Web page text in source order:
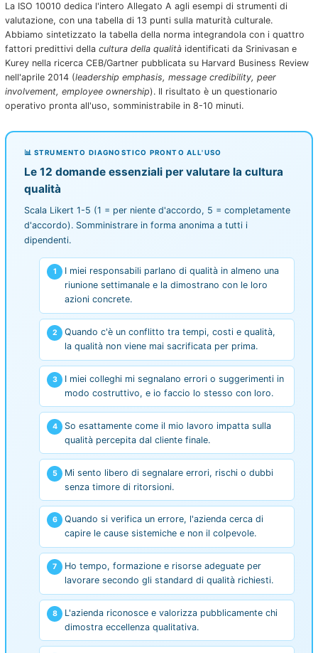
La ISO 10010 dedica l'intero Allegato A agli esempi di strumenti di
valutazione, con una tabella di 13 punti sulla maturità culturale.
Abbiamo sintetizzato la tabella della norma integrandola con i quattro
fattori predittivi della cultura della qualità identificati da Srinivasan e
Kurey nella ricerca CEB/Gartner pubblicata su Harvard Business Review
nell'aprile 2014 (leadership emphasis, message credibility, peer
involvement, employee ownership). Il risultato è un questionario
operativo pronta all'uso, somministrabile in 8-10 minuti.
📊 STRUMENTO DIAGNOSTICO PRONTO ALL'USO
Le 12 domande essenziali per valutare la cultura
qualità
Scala Likert 1-5 (1 = per niente d'accordo, 5 = completamente
d'accordo). Somministrare in forma anonima a tutti i
dipendenti.
I miei responsabili parlano di qualità in almeno una
riunione settimanale e la dimostrano con le loro
azioni concrete.
Quando c'è un conflitto tra tempi, costi e qualità,
la qualità non viene mai sacrificata per prima.
I miei colleghi mi segnalano errori o suggerimenti in
modo costruttivo, e io faccio lo stesso con loro.
So esattamente come il mio lavoro impatta sulla
qualità percepita dal cliente finale.
Mi sento libero di segnalare errori, rischi o dubbi
senza timore di ritorsioni.
Quando si verifica un errore, l'azienda cerca di
capire le cause sistemiche e non il colpevole.
Ho tempo, formazione e risorse adeguate per
lavorare secondo gli standard di qualità richiesti.
L'azienda riconosce e valorizza pubblicamente chi
dimostra eccellenza qualitativa.